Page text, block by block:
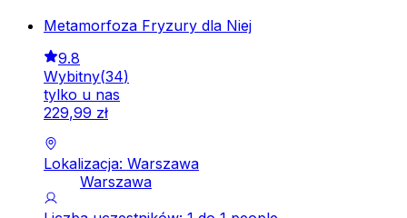
Metamorfoza Fryzury dla Niej
9.8
Wybitny(34)
tylko u nas
229,99 zł
Lokalizacja: Warszawa
Warszawa